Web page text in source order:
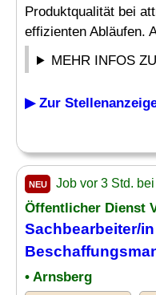
Produktqualität bei
effizienten Abläufen.
MEHR INFOS
▶ Zur
NEU Job vor 3 Std.
Öffentlicher Dienst
Sachbearbeiter/
• Arnsberg